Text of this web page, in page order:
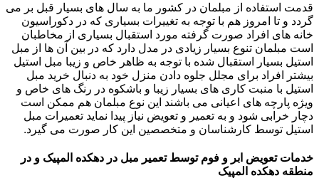
قدمت استفاده از مبلمان در کشور ما به سال های بسیار قبل بر می
گردد و تا امروز هم با توجه به تغییرات بسیاری که در دکوراسیون
خانه های افراد صورت گرفته مورد استقبال بسیاری از مخاطبان
است مبلمان تنوع بسیار زیادی در مدل دارد که در بین آن ها از مبل
استیل بسیار استقبال شده با توجه به ظاهر خاص و زیبا مبل استیل
بیشتر افراد برای مجلل جلوه دادن منزل خود به دنبال خرید مبل
استیل با منبت کاری های بسیار زیبا و باشکوه در رنگ های خاص و
ویژه پارچه های اعیانی می باشند این نوع مبلمان هم ممکن است
دچار خرابی شود و به تعمیر و تعویض نیاز پیدا نماید تعمیرات مبل
استیل توسط کارشناسان و متخصصین این کار صورت می گیرد.
خدمات تعویض ابر و فوم توسط تعمیر مبل در دهکده المپیک و در
منطقه دهکده المپیک